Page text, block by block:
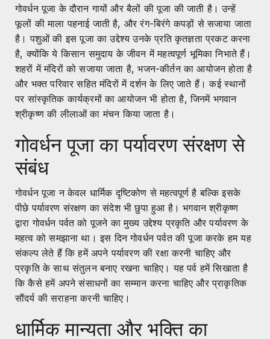
गोवर्धन पूजा के दौरान गायों और बैलों की पूजा की जाती है। उन्हें
फूलों की माला पहनाई जाती है, और रंग-बिरंगे कपड़ों से सजाया जाता
है। पशुओं की इस पूजा का उद्देश्य उनके प्रति कृतज्ञता प्रकट करना
है, क्योंकि ये किसान समुदाय के जीवन में महत्वपूर्ण भूमिका निभाते हैं।
शहरों में मंदिरों को सजाया जाता है, भजन-कीर्तन का आयोजन होता है
और भक्त परिवार सहित मंदिरों में दर्शन के लिए जाते हैं। कई स्थानों
पर सांस्कृतिक कार्यक्रमों का आयोजन भी होता है, जिनमें भगवान
श्रीकृष्ण की लीलाओं का मंचन किया जाता है।
गोवर्धन पूजा का पर्यावरण संरक्षण से
संबंध
गोवर्धन पूजा न केवल धार्मिक दृष्टिकोण से महत्वपूर्ण है बल्कि इसके
पीछे पर्यावरण संरक्षण का संदेश भी छुपा हुआ है। भगवान श्रीकृष्ण
द्वारा गोवर्धन पर्वत को पूजने का मुख्य उद्देश्य प्रकृति और पर्यावरण के
महत्व को समझाना था। इस दिन गोवर्धन पर्वत की पूजा करके हम यह
संकल्प लेते हैं कि हमें अपने पर्यावरण की रक्षा करनी चाहिए और
प्रकृति के साथ संतुलन बनाए रखना चाहिए। यह पर्व हमें सिखाता है
कि कैसे हमें अपने संसाधनों का सम्मान करना चाहिए और प्राकृतिक
सौंदर्य की सराहना करनी चाहिए।
धार्मिक मान्यता और भक्ति का